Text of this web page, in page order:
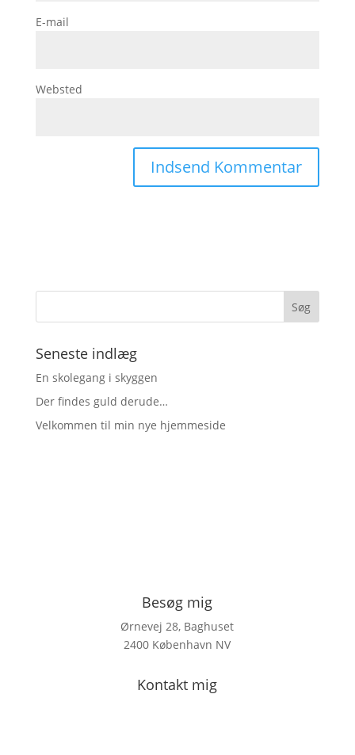
E-mail
Websted
Seneste indlæg
En skolegang i skyggen
Der findes guld derude…
Velkommen til min nye hjemmeside
Besøg mig
Ørnevej 28, Baghuset
2400 København NV
Kontakt mig